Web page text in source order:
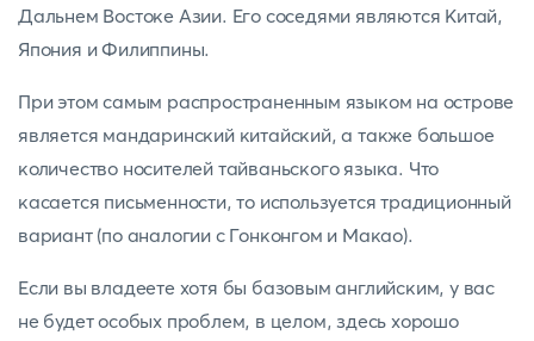
Дальнем Востоке Азии. Его соседями являются Китай,
Япония и Филиппины.
При этом самым распространенным языком на острове
является мандаринский китайский, а также большое
количество носителей тайваньского языка. Что
касается письменности, то используется традиционный
вариант (по аналогии с Гонконгом и Макао).
Если вы владеете хотя бы базовым английским, у вас
не будет особых проблем, в целом, здесь хорошо